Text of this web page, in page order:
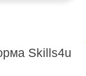
Skills4u